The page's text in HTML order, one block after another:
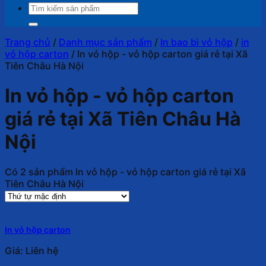
Tìm
kiếm:
Trang chủ / Danh mục sản phẩm / In bao bì vỏ hộp / in
vỏ hộp carton / In vỏ hộp - vỏ hộp carton giá rẻ tại Xã
Tiên Châu Hà Nội
In vỏ hộp - vỏ hộp carton
giá rẻ tại Xã Tiên Châu Hà
Nội
Có 2 sản phẩm In vỏ hộp - vỏ hộp carton giá rẻ tại Xã
Tiên Châu Hà Nội
In vỏ hộp carton
Giá: Liên hệ